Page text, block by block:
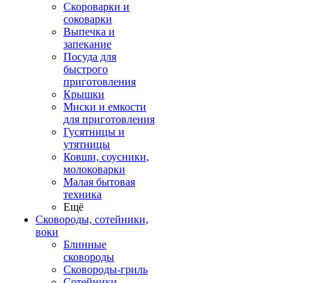
Скороварки и
соковарки
Выпечка и
запекание
Посуда для
быстрого
приготовления
Крышки
Миски и емкости
для приготовления
Гусятницы и
утятницы
Ковши, соусники,
молоковарки
Малая бытовая
техника
Ещё
Сковороды, сотейники,
воки
Блинные
сковороды
Сковороды-гриль